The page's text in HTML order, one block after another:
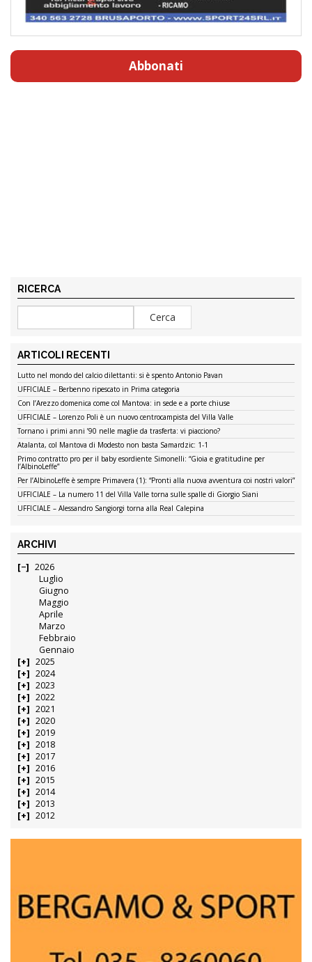
Abbonati
RICERCA
ARTICOLI RECENTI
Lutto nel mondo del calcio dilettanti: si è spento Antonio Pavan
UFFICIALE – Berbenno ripescato in Prima categoria
Con l’Arezzo domenica come col Mantova: in sede e a porte chiuse
UFFICIALE – Lorenzo Poli è un nuovo centrocampista del Villa Valle
Tornano i primi anni ’90 nelle maglie da trasferta: vi piacciono?
Atalanta, col Mantova di Modesto non basta Samardzic: 1-1
Primo contratto pro per il baby esordiente Simonelli: “Gioia e gratitudine per
l’AlbinoLeffe”
Per l’AlbinoLeffe è sempre Primavera (1): “Pronti alla nuova avventura coi nostri valori”
UFFICIALE – La numero 11 del Villa Valle torna sulle spalle di Giorgio Siani
UFFICIALE – Alessandro Sangiorgi torna alla Real Calepina
ARCHIVI
2026
Luglio
Giugno
Maggio
Aprile
Marzo
Febbraio
Gennaio
2025
2024
2023
2022
2021
2020
2019
2018
2017
2016
2015
2014
2013
2012